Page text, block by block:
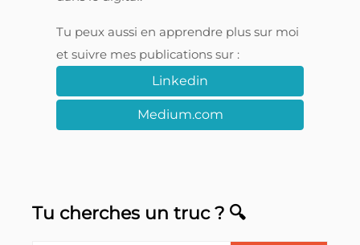
Tu peux aussi en apprendre plus sur moi
et suivre mes publications sur :
Linkedin
Medium.com
Tu cherches un truc ? 🔍